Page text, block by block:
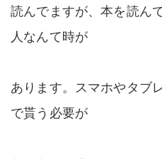
読んでますが、本を読ん
人なんて時が
あります。スマホやタブ
で貰う必要が